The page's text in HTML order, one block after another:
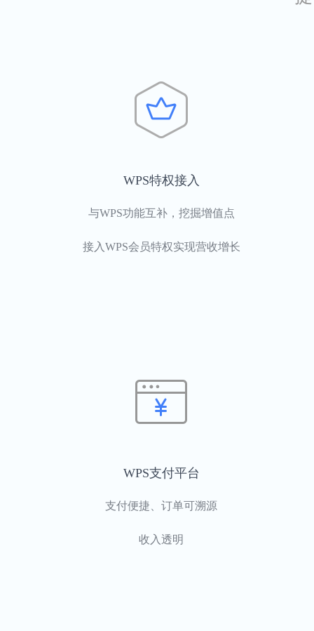
WPS特权接入
与WPS功能互补，挖掘增值点
接入WPS会员特权实现营收增长
WPS支付平台
支付便捷、订单可溯源
收入透明